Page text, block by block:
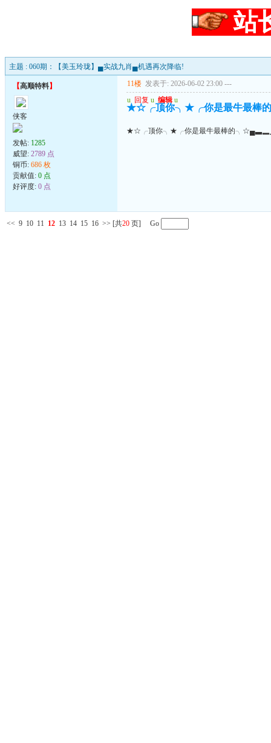
站
主题 : 060期：【美玉玲珑】▄实战九肖▄机遇再次降临!
【高顺特料】
侠客
发帖: 1285
威望: 2789 点
铜币: 686 枚
贡献值: 0 点
好评度: 0 点
11楼 发表于: 2026-06-02 23:00 ---
u 回复 u 编辑 u
★☆╭顶你╮★╭你是最牛最
★☆╭顶你╮★╭你是最牛最棒的
<< 9 10 11 12 13 14 15 16 >> [共20 页] Go